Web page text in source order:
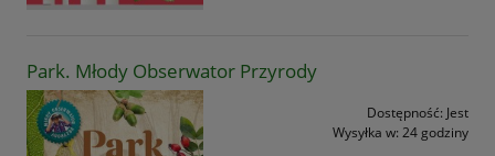
Park. Młody Obserwator Przyrody
Dostępność: Jest
Wysyłka w: 24 godziny